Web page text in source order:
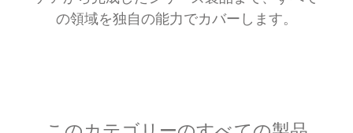
の領域を独自の能力でカバーします。